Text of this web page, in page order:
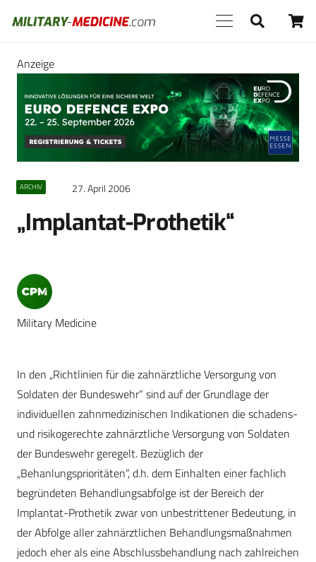
Anzeige
ARCHIV 27. April 2006
„Implantat-Prothetik“
Military Medicine
In den „Richtlinien für die zahnärztliche Versorgung von
Soldaten der Bundeswehr“ sind auf der Grundlage der
individuellen zahnmedizinischen Indikationen die schadens-
und risikogerechte zahnärztliche Versorgung von Soldaten
der Bundeswehr geregelt. Bezüglich der
„Behanlungsprioritäten“, d.h. dem Einhalten einer fachlich
begründeten Behandlungsabfolge ist der Bereich der
Implantat-Prothetik zwar von unbestrittener Bedeutung, in
der Abfolge aller zahnärztlichen Behandlungsmaßnahmen
jedoch eher als eine Abschlussbehandlung nach zahlreichen